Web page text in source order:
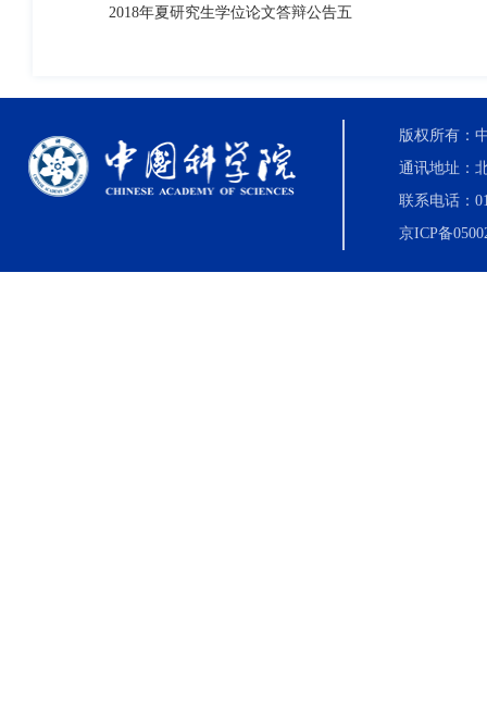
2018年夏研究生学位论文答辩公告五
版权所有：
通讯地址：
联系电话：
京ICP备